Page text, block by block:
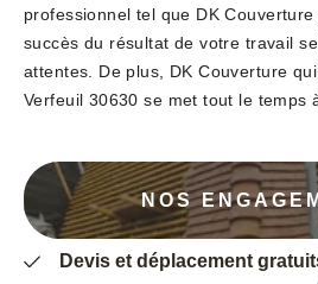
professionnel tel que DK
succès du résultat de votre travail
attentes. De plus, DK Couverture
Verfeuil 30630 se met tout le temps
NOS
Devis et déplacement